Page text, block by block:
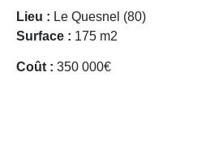
Lieu : Le Quesnel (80)
Surface : 175 m2
Coût : 350 000€